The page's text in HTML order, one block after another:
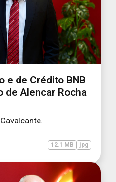
e de Crédito BNB
de Alencar Rocha
12.1 MB jpg